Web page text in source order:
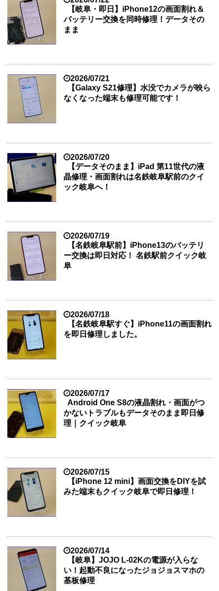
【岐阜・即日】iPhone12の画面割れ＆
バッテリー交換を同時修理！データその
まま
2026/07/21
【Galaxy S21修理】水没でカメラが映ら
なくなった端末も修理可能です！
2026/07/20
【データそのまま】iPad 第11世代の液
晶修理・画面割れは名鉄岐阜駅前のクイ
ック岐阜へ！
2026/07/19
【名鉄岐阜駅前】iPhone13のバッテリ
ー交換は即日対応！ 名鉄駅前クイック岐
阜
2026/07/18
【名鉄岐阜駅すぐ】iPhone11の画面割れ
を即日修理しました。
2026/07/17
Android One S8の液晶割れ・画面がつ
かないトラブルもデータそのまま即日修
理｜クイック岐阜
2026/07/15
【iPhone 12 mini】画面交換をDIYを試
みた端末もクイック岐阜で即日修理！
2026/07/14
【岐阜】JOJO L-02Kの電源が入らな
い！起動不良になったジョジョスマホの
基板修理